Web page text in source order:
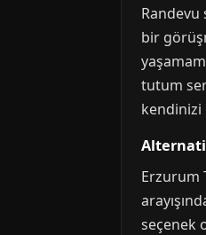
Randevu
bir
tutum
kendinizi
Erzurum
seçenek